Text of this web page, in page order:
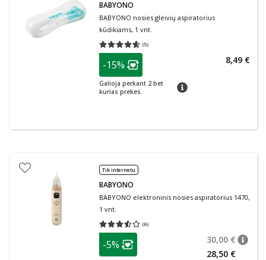
BABYONO
BABYONO nosies gleivių aspiratorius
kūdikiams, 1 vnt.
(5)
Vidutinis įvertinimas 4.60
patarimas
Lojalumo klubo narių nuolaida
-15%
Galioja perkant 2 bet
kurias prekes.
patarimas
8,49 €
Tik internetu
BABYONO
BABYONO elektroninis nosies aspiratorius 1470,
1 vnt.
(6)
Vidutinis įvertinimas 3.50
patarimas
Lojalumo klubo narių nuolaida
-5% 30,00 €
28,50 €